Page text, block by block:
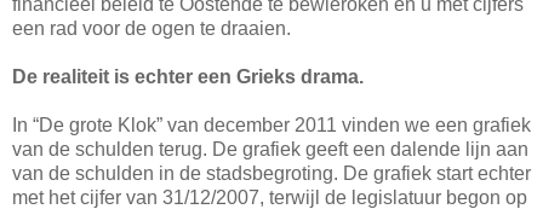
een rad voor de ogen te draaien.
De realiteit is echter een Grieks drama.
In “De grote Klok” van december 2011 vinden we een grafiek
van de schulden terug. De grafiek geeft een dalende lijn aan
van de schulden in de stadsbegroting. De grafiek start echter
met het cijfer van 31/12/2007, terwijl de legislatuur begon op